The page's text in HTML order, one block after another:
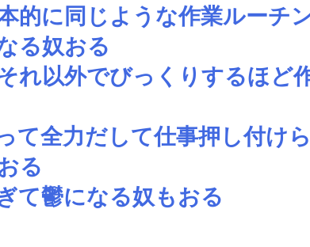
的に同じような作業ルーチ
る奴おる
れ以外でびっくりするほど
て全力だして仕事押し付け
る
て鬱になる奴もおる